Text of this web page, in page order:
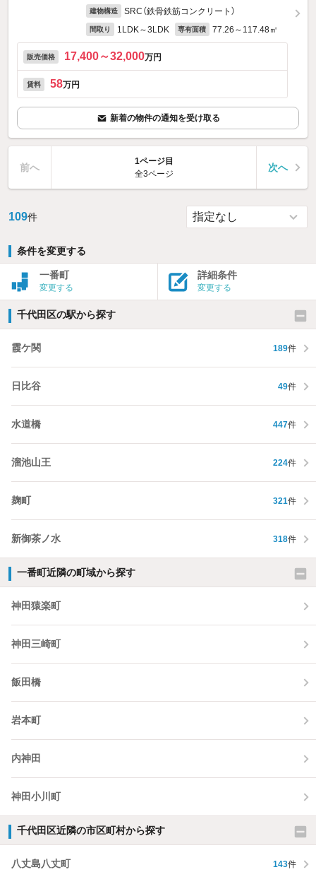
建物構造 SRC（鉄骨鉄筋コンクリート）
間取り 1LDK～3LDK 専有面積 77.26～117.48㎡
販売価格 17,400～32,000万円
賃料 58万円
新着の物件の通知を受け取る
前へ
1ページ目
全3ページ
次へ
109件
条件を変更する
一番町
変更する
詳細条件
変更する
千代田区の駅から探す
霞ケ関 189件
日比谷 49件
水道橋 447件
溜池山王 224件
麹町 321件
新御茶ノ水 318件
一番町近隣の町域から探す
神田猿楽町
神田三崎町
飯田橋
岩本町
内神田
神田小川町
千代田区近隣の市区町村から探す
八丈島八丈町 143件